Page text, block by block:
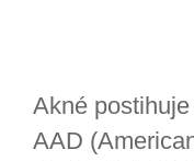
Akné
AAD